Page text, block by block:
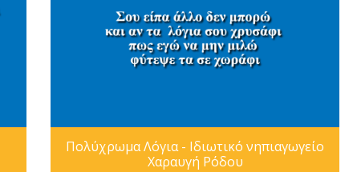
Πολύχρωμα Λόγια - Ιδιωτικό νηπιαγωγείο
Χαραυγή Ρόδου